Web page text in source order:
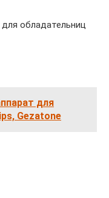
обладательниц
для
Gezatone